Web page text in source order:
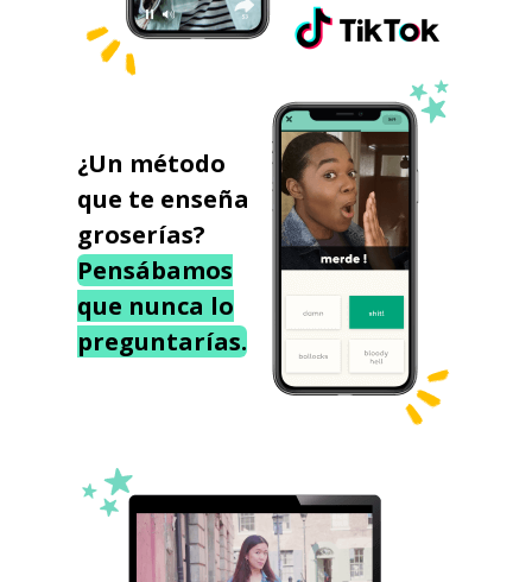
¿Un método
que te enseña
groserías?
Pensábamos
que nunca lo
preguntarías.